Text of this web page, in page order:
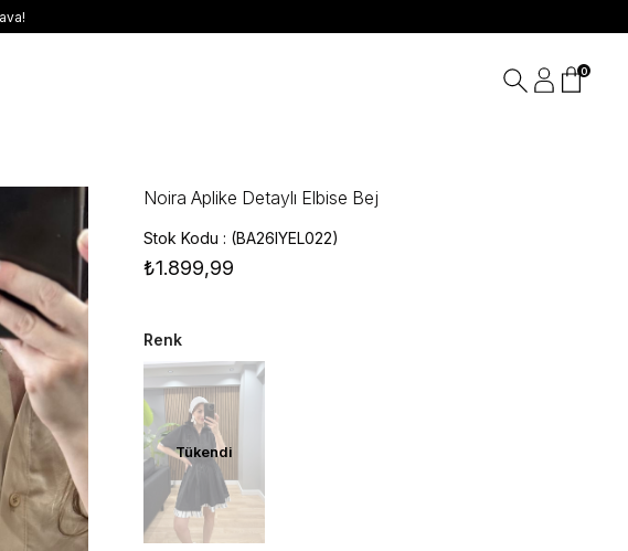
0
Noira Aplike Detaylı Elbise Bej
Stok Kodu (BA26IYEL022)
₺1.899,99
Renk
Tükendi